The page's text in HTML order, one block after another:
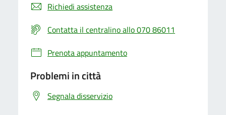
Richiedi assistenza
Contatta il centralino allo 070 86011
Prenota appuntamento
Problemi in città
Segnala disservizio